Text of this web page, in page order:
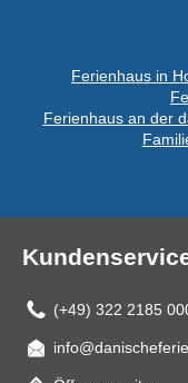
Ferienhaus in
Ferienhaus an der
(+49) 322 2185
Mail